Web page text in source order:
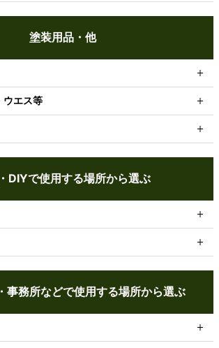
塗装用品・他
ウエス等
DIYで使用する場所から選ぶ
事務所などで使用する場所から選ぶ